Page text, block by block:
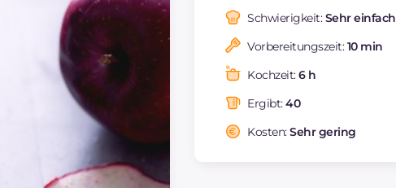
davon Zucker
davon gesättigte
Ballaststoffe
Schwierigkeit:Sehr einfach
Vorbereitungszeit:10 min
Kochzeit:6 h
Ergibt:40
Kosten:Sehr gering